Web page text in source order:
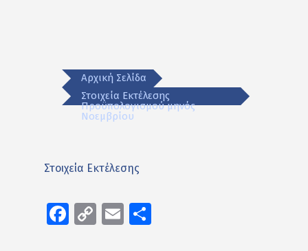
Αρχική Σελίδα
Στοιχεία Εκτέλεσης
Προϋπολογισμού μηνός
Νοεμβρίου
Στοιχεία Εκτέλεσης
Facebook
CopyEmail